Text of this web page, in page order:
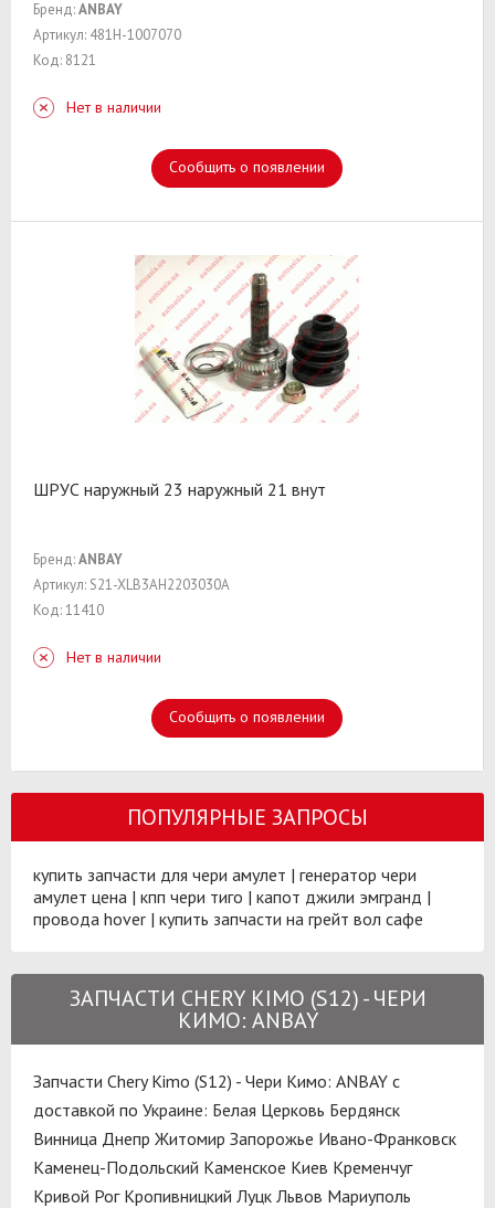
Бренд:ANBAY
Артикул: 481H-1007070
Код: 8121
Нет в наличии
Сообщить о появлении
ШРУС наружный 23 наружный 21 внут
Бренд:ANBAY
Артикул: S21-XLB3AH2203030A
Код: 11410
Нет в наличии
Сообщить о появлении
ПОПУЛЯРНЫЕ ЗАПРОСЫ
купить запчасти для чери амулет | генератор чери
амулет цена | кпп чери тиго | капот джили эмгранд |
провода hover | купить запчасти на грейт вол сафе
ЗАПЧАСТИ CHERY KIMO (S12) - ЧЕРИ
КИМО: ANBAY
Запчасти Chery Kimo (S12) - Чери Кимо: ANBAY с
доставкой по Украине: Белая Церковь Бердянск
Винница Днепр Житомир Запорожье Ивано-Франковск
Каменец-Подольский Каменское Киев Кременчуг
Кривой Рог Кропивницкий Луцк Львов Мариуполь